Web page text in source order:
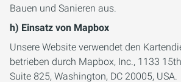
Bauen und Sanieren aus.
h) Einsatz von Mapbox
Unsere Website verwendet den
betrieben durch Mapbox, Inc., 1133
Suite 825, Washington, DC 20005, USA.